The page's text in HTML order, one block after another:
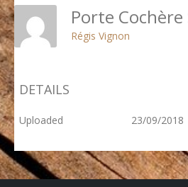
Régis Vignon
DETAILS
Uploaded 23/09/2018